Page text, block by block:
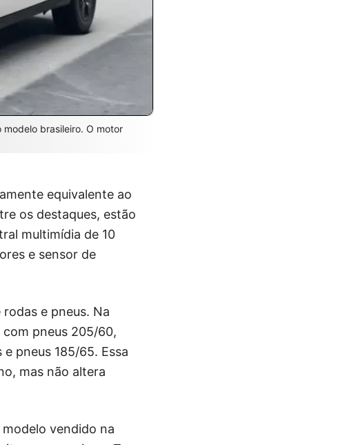
brasileiro. O motor
equivalente ao
os destaques, estão
multimídia de 10
e sensor de
e pneus. Na
pneus 205/60,
pneus 185/65. Essa
mas não altera
vendido na